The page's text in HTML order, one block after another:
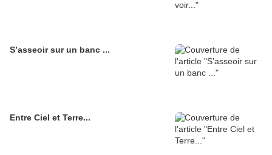
S’asseoir sur un banc ...
Entre Ciel et Terre...